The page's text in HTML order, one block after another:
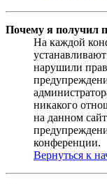
Почему я получил
На каждой
нарушили
никакого
на данном
конференции.
Вернуться к